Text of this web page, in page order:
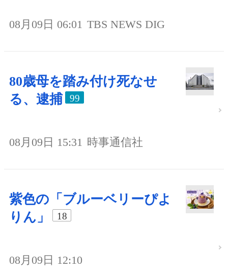
08月09日 06:01 TBS NEWS DIG
80歳母を踏み付け死なせ
る、逮捕
99
08月09日 15:31 時事通信社
紫色の「ブルーベリーぴよ
りん」
18
08月09日 12:10